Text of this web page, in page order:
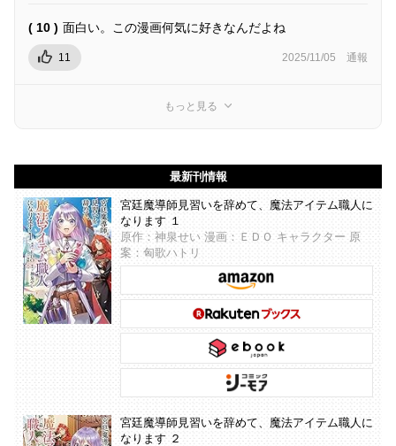
( 10 ) 面白い。この漫画何気に好きなんだよね
11 2025/11/05 通報
もっと見る
最新刊情報
宮廷魔導師見習いを辞めて、魔法アイテム職人に
なります １
原作：神泉せい 漫画：ＥＤＯ キャラクター 原
案：匈歌ハトリ
宮廷魔導師見習いを辞めて、魔法アイテム職人に
なります ２